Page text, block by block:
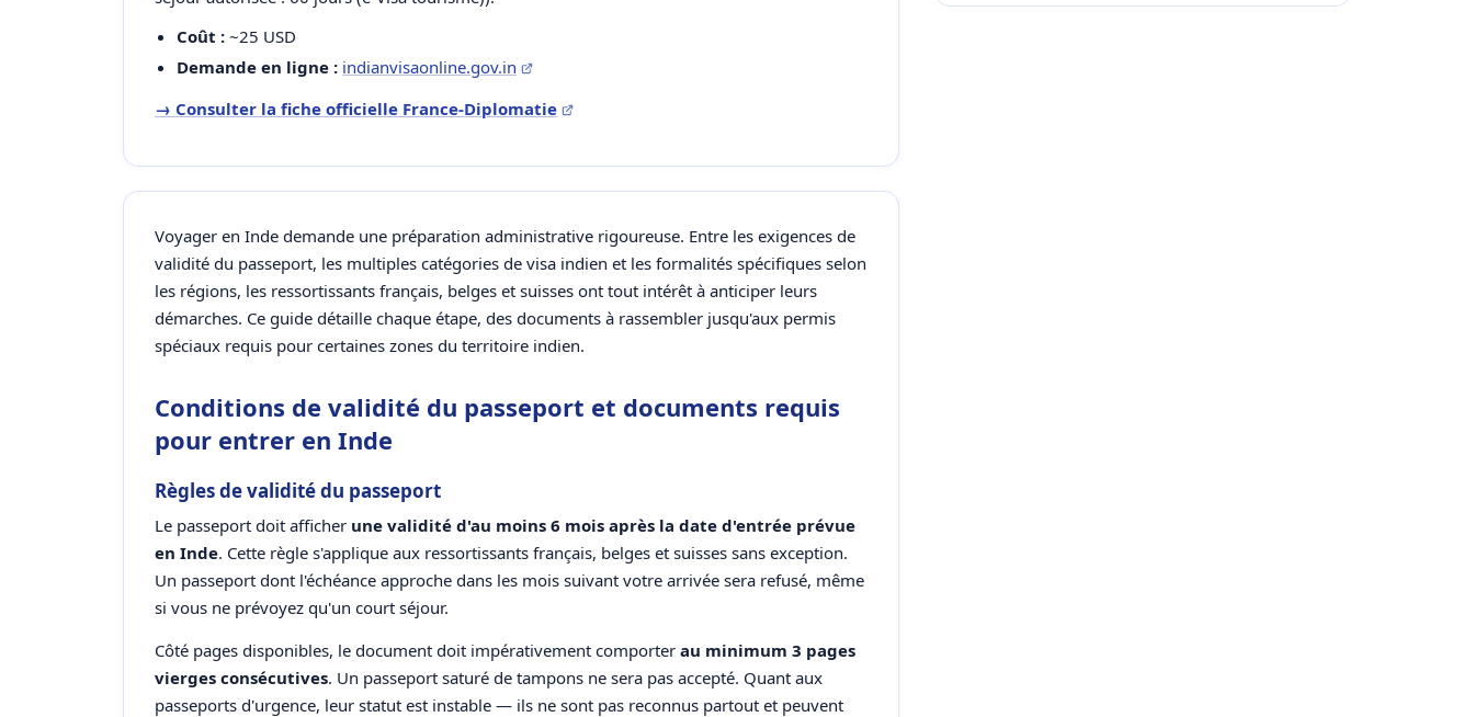
Coût : ~25 USD
Demande en ligne : indianvisaonline.gov.in
→ Consulter la fiche officielle France-Diplomatie
Voyager en Inde demande une préparation administrative rigoureuse. Entre les exigences de
validité du passeport, les multiples catégories de visa indien et les formalités spécifiques selon
les régions, les ressortissants français, belges et suisses ont tout intérêt à anticiper leurs
démarches. Ce guide détaille chaque étape, des documents à rassembler jusqu'aux permis
spéciaux requis pour certaines zones du territoire indien.
Conditions de validité du passeport et documents requis
pour entrer en Inde
Règles de validité du passeport
Le passeport doit afficher une validité d'au moins 6 mois après la date d'entrée prévue
en Inde. Cette règle s'applique aux ressortissants français, belges et suisses sans exception.
Un passeport dont l'échéance approche dans les mois suivant votre arrivée sera refusé, même
si vous ne prévoyez qu'un court séjour.
Côté pages disponibles, le document doit impérativement comporter au minimum 3 pages
vierges consécutives. Un passeport saturé de tampons ne sera pas accepté. Quant aux
passeports d'urgence, leur statut est instable — ils ne sont pas reconnus partout et peuvent